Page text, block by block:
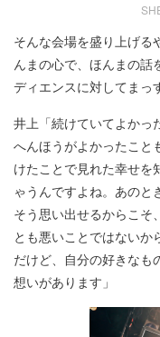
そんな会場を盛り上げる
んまの心で、ほんまの話
ディエンスに対してまっ
井上「続けていてよかっ
へんほうがよかったこと
けたことで見れた幸せを
ゃうんですよね。あのと
そう思い出せるからこそ
とも悪いことではないか
だけど、自分の好きなも
想いがあります」